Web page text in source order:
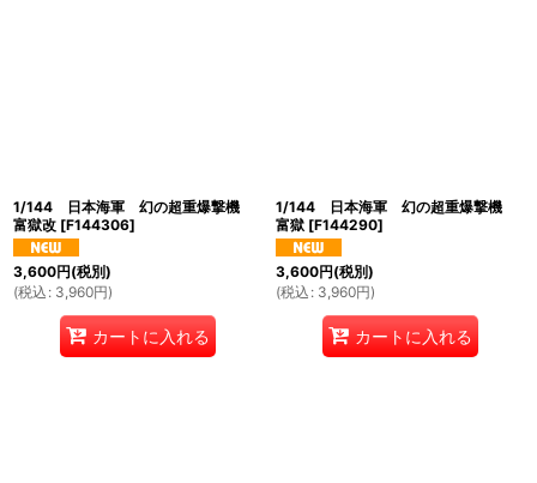
1/144 日本海軍 幻の超重爆撃機
富獄改 [F144306]
3,600円(税別)
(税込 : 3,960円)
カートに入れる
1/144 日本海軍 幻の超重爆撃機
富獄 [F144290]
3,600円(税別)
(税込 : 3,960円)
カートに入れる